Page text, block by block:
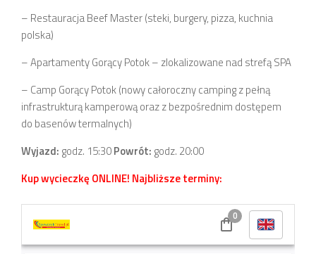
– Restauracja Beef Master (steki, burgery, pizza, kuchnia
polska)
– Apartamenty Gorący Potok – zlokalizowane nad strefą SPA
– Camp Gorący Potok (nowy całoroczny camping z pełną
infrastrukturą kamperową oraz z bezpośrednim dostępem
do basenów termalnych)
Wyjazd: godz. 15:30Powrót: godz. 20:00
Kup wycieczkę ONLINE! Najbliższe terminy: